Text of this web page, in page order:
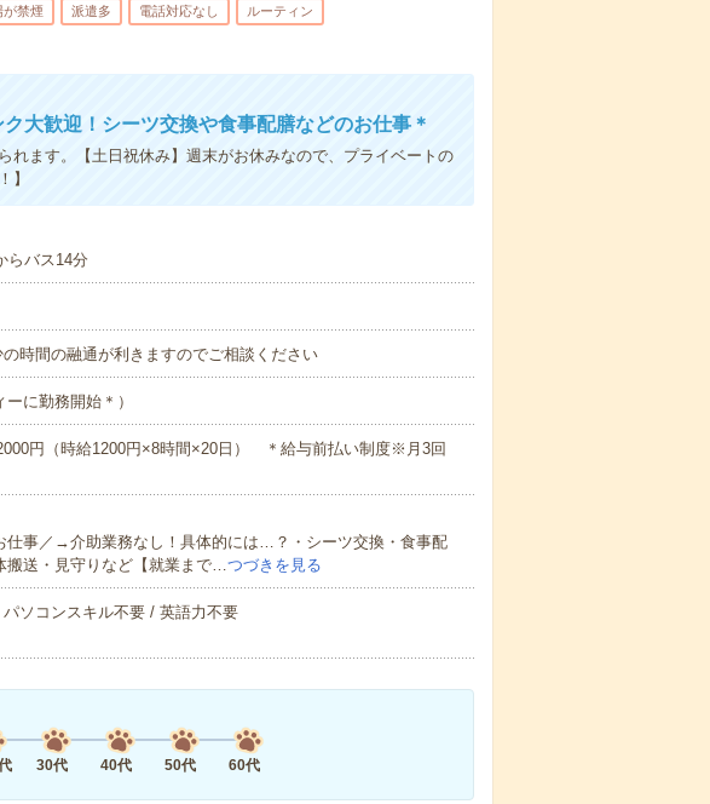
が禁煙 派遣多 電話対応なし ルーティン
大歓迎！シーツ交換や食事配膳などのお仕事＊
れます。【土日祝休み】週末がお休みなので、プライベートの
】
らバス14分
時間の融通が利きますのでご相談ください
に勤務開始＊）
円（時給1200円×8時間×20日） ＊給与前払い制度※月3回
仕事／→介助業務なし！具体的には…？・シーツ交換・食事配
搬送・見守りなど【就業まで…つづきを見る
ソコンスキル不要 / 英語力不要
30代 40代 50代 60代